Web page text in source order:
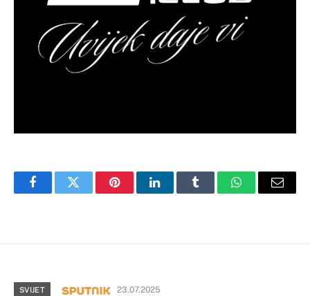
FacebookTwitter PinterestLinkedInTumblr WhatsAppEmail
SVIJET 23.07.2025